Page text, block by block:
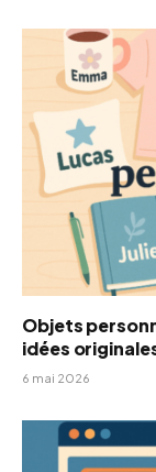
Objets
idées
6 mai 2026